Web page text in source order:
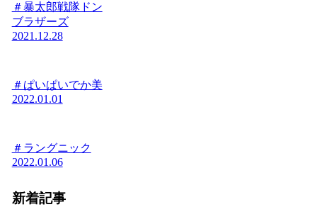
＃暴太郎戦隊ドン
ブラザーズ
2021.12.28
＃ぱいぱいでか美
2022.01.01
＃ラングニック
2022.01.06
新着記事